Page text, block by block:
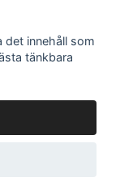
AB
det innehåll som
tänkbara